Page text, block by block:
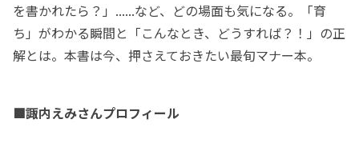
を書かれたら？」......など、どの場面も気になる。「育
ち」がわかる瞬間と「こんなとき、どうすれば？！」の正
解とは。本書は今、押さえておきたい最旬マナー本。
■諏内えみさんプロフィール